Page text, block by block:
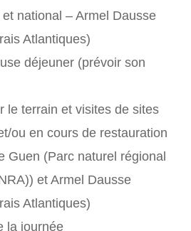
national – Armel Dausse
Atlantiques)
déjeuner (prévoir son
le terrain et visites de sites
ou en cours de restauration
Guen (Parc naturel régional
et Armel Dausse
Atlantiques)
la journée